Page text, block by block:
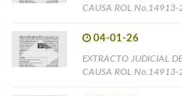
CAUSA ROL No.14913-
04-01-26
EXTRACTO JUDICIAL
CAUSA ROL No.14913-